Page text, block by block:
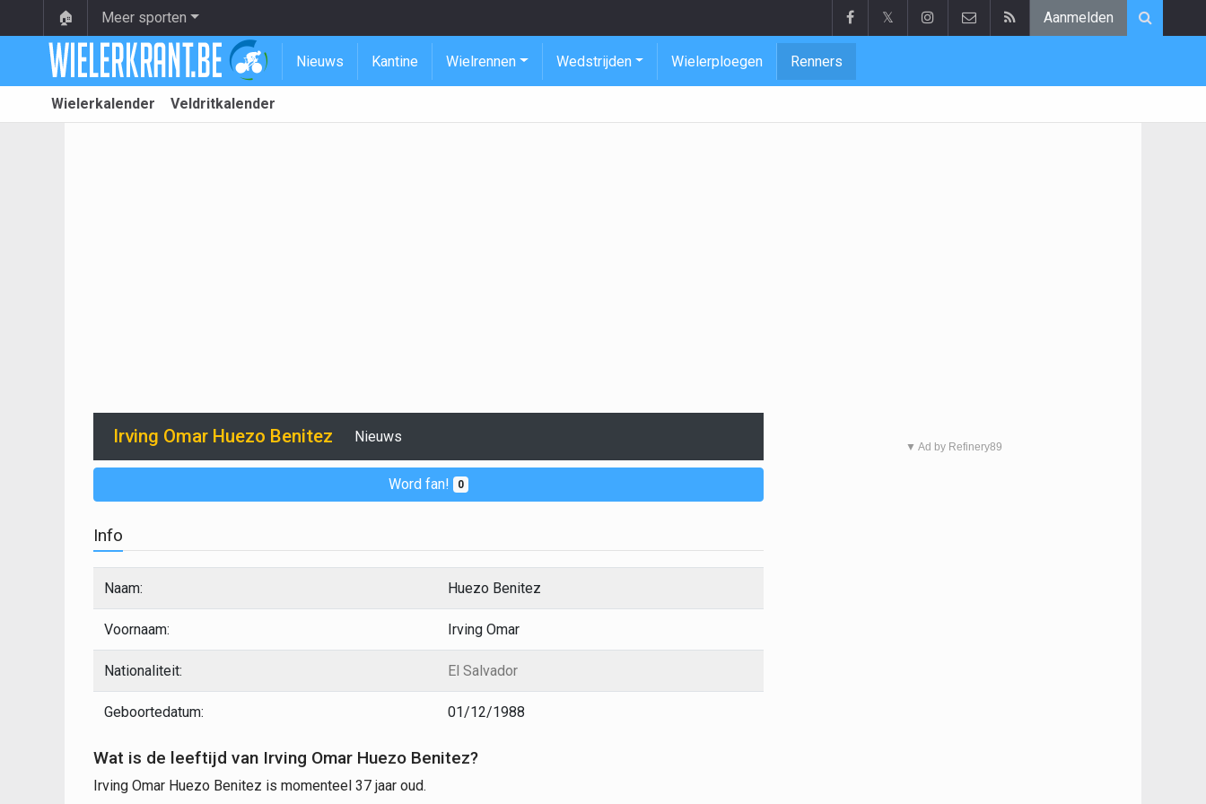
🏠 Meer sporten 𝕏 Aanmelden
Nieuws Kantine Wielrennen Wedstrijden Wielerploegen Renners
Wielerkalender Veldritkalender
Irving Omar Huezo Benitez Nieuws
Word fan! 0
Info
Naam: Huezo Benitez
Voornaam: Irving Omar
Nationaliteit: El Salvador
Geboortedatum: 01/12/1988
Wat is de leeftijd van Irving Omar Huezo Benitez?
Irving Omar Huezo Benitez is momenteel 37 jaar oud.
▼ Ad by Refinery89